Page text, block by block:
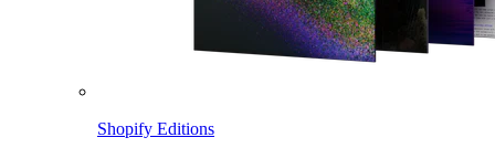
Shopify Editions